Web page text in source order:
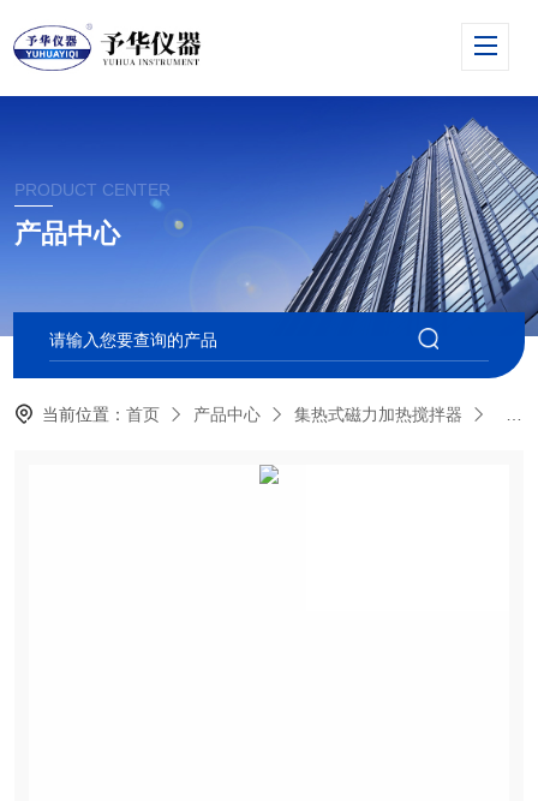
PRODUCT CENTER
产品中心
当前位置：首页 产品中心 集热式磁力加热搅拌器